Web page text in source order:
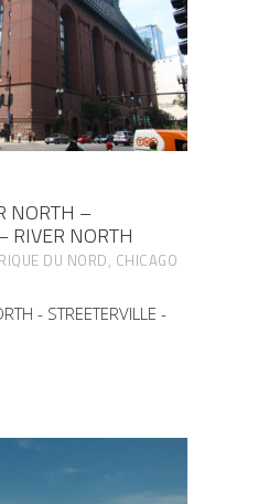
NORTH –
RIVER NORTH
DU NORD, CHICAGO
- STREETERVILLE -